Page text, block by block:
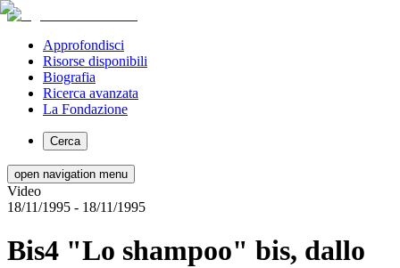
Approfondisci
Risorse disponibili
Biografia
Ricerca avanzata
La Fondazione
Cerca
open navigation menu
Video
18/11/1995 - 18/11/1995
Bis4 "Lo shampoo" bis, dallo